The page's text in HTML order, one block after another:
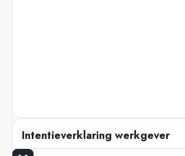
Intentieverklaring werkgever